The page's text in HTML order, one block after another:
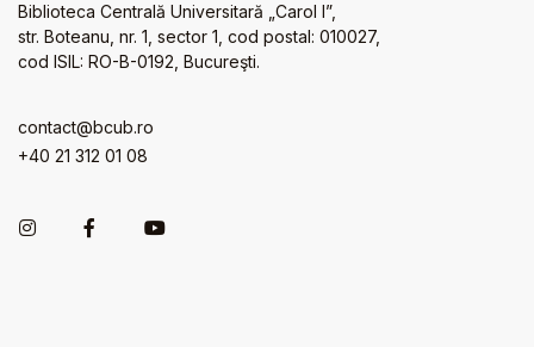
Biblioteca Centrală Universitară „Carol I”,
str. Boteanu, nr. 1, sector 1, cod postal: 010027,
cod ISIL: RO-B-0192, Bucureşti.
contact@bcub.ro
+40 21 312 01 08